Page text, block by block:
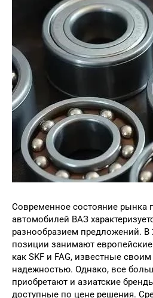
Современное состояние рынка
автомобилей ВАЗ
разнообразием предложений. В
позиции занимают
как SKF и FAG, известные
надежностью. Однако, все
приобретают и азиатские
доступные по цене решения.